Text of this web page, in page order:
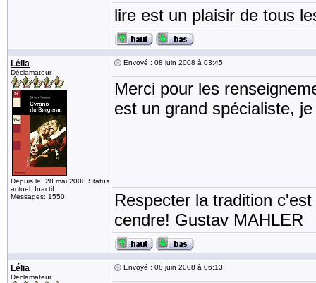
lire est un plaisir de tous
Lélia
Déclamateur
Depuis le: 28 mai 2008 Status
actuel: Inactif
Messages: 1550
Envoyé : 08 juin 2008 à 03:45
Merci pour les
est un grand spécialiste,
Respecter la tradition
cendre! Gustav MAHLER
Lélia
Déclamateur
Envoyé : 08 juin 2008 à 06:13